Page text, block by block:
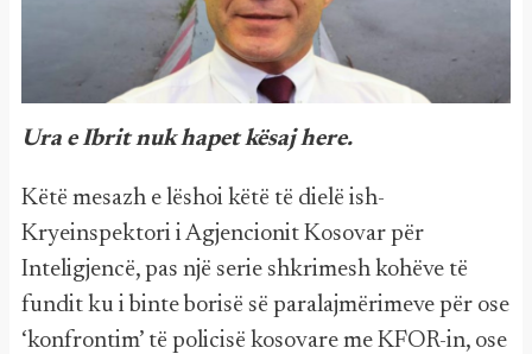
Ura e Ibrit nuk hapet kësaj here.
Këtë mesazh e lëshoi këtë të dielë ish-
Kryeinspektori i Agjencionit Kosovar për
Inteligjencë, pas një serie shkrimesh kohëve të
fundit ku i binte borisë së paralajmërimeve për ose
‘konfrontim’ të policisë kosovare me KFOR-in, ose